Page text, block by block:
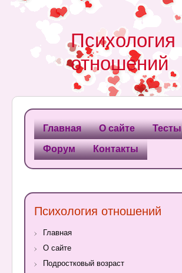
Психология
отношений
Главная О сайте Тесты
Форум Контакты
Психология отношений
Главная
О сайте
Подростковый возраст